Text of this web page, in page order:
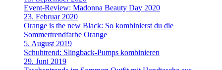
Event-Review: Madonna Beauty Day 2020
23. Februar 2020
Orange is the new Black: So kombinierst du die
Sommertrendfarbe Orange
5. August 2019
Schuhtrend: Slingback-Pumps kombinieren
29. Juni 2019